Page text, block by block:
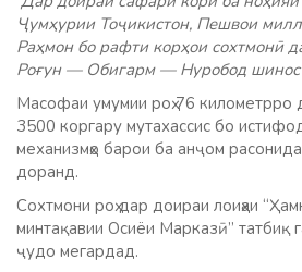
Ҷумҳурии Тоҷикистон, Пешвои
Раҳмон бо рафти корҳои сохтмонӣ
Роғун — Обигарм — Нуробод
Масофаи умумии роҳ 76 километрро
3500 коргару мутахассис бо
механизмҳо барои ба анҷом
доранд.
Сохтмони роҳ дар доираи лоиҳаи
минтақавии Осиёи Марказӣ” татбиқ
ҷудо мегардад.